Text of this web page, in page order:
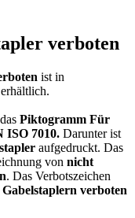
verboten
ist in
erhältlich.
Piktogramm Für
ISO 7010. Darunter ist
aufgedruckt. Das
von nicht
. Das Verbotszeichen
verboten